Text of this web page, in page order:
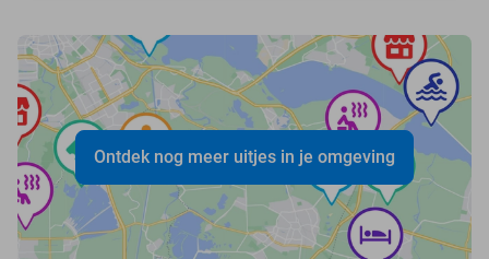
Ontdek nog meer uitjes in je omgeving